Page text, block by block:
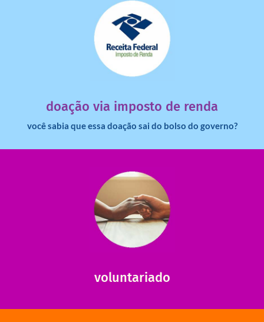
doação via imposto de renda
você sabia que essa doação sai do bolso do governo?
dinheiro deixa de ir para o governo?
saiba mais
voluntariado
ajudar com certos assuntos. Entre em contato conosco e
saiba como nos ajudar.
saiba mais